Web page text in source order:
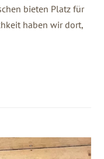
bieten Platz für
haben wir dort,